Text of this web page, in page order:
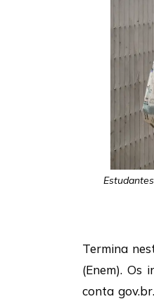
Termina
(Enem). Os
conta